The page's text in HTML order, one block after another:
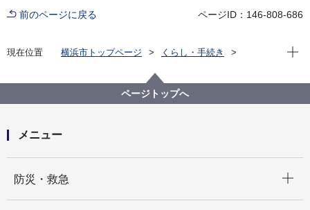
前のページに戻る ページID：146-808-686
現在位置 横浜市トップページ
くらし・手続き
センターの案内
Instagramによる情報発信について
現在
ページトップへ
メニュー
防災・救急